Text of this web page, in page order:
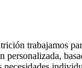
trabajamos
personalizada,